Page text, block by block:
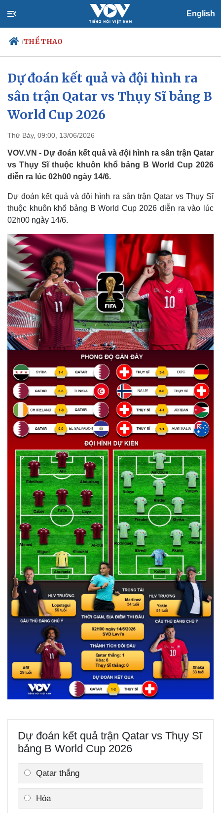
English
/THỂ THAO
Chính trị
Tổ chức nhân sự
Nhận diện sự thật
Xã hội
Tin 24h
Việc làm
Biển đảo
Thế giới
Quan sát
Video
Dự đoán kết quả và đội hình ra
sân trận Qatar vs Thụy Sĩ bảng B
World Cup 2026
Thứ Bảy, 09:00, 13/06/2026
VOV.VN - Dự đoán kết quả và đội hình ra sân trận Qatar
vs Thụy Sĩ thuộc khuôn khổ bảng B World Cup 2026
diễn ra lúc 02h00 ngày 14/6.
Dự đoán kết quả và đội hình ra sân trận Qatar vs Thụy Sĩ
thuộc khuôn khổ bảng B World Cup 2026 diễn ra vào lúc
02h00 ngày 14/6.
Dự đoán kết quả trận Qatar vs Thụy Sĩ
bảng B World Cup 2026
Qatar thắng
Hòa